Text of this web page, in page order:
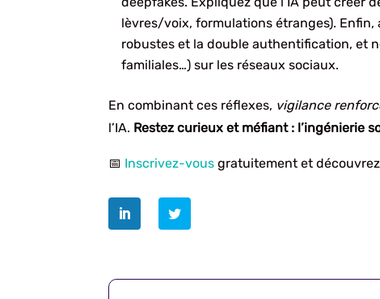
lèvres/voix, formulations étranges).
robustes et la double authentification, et
familiales…) sur les réseaux sociaux.
En combinant ces réflexes, vigilance
l’IA. Restez curieux et méfiant : l’ingénierie
📅 Inscrivez-vous gratuitement et